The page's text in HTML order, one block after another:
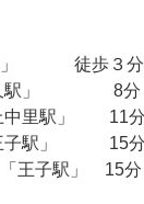
原」 徒歩３
久駅」 8分
中里駅」 11分
王子駅」 15分
王子駅」 15分